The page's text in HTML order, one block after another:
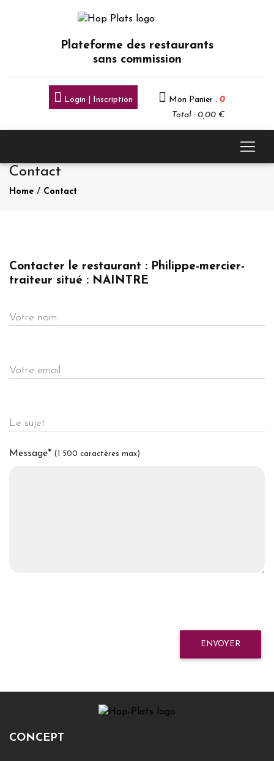
Plateforme des restaurants
sans commission
Login | Inscription Mon Panier : 0
Total : 0,00 €
Contact
Home / Contact
Contacter le restaurant : Philippe-mercier-
traiteur situé : NAINTRE
Votre nom
Votre email
Le sujet
Message* (1 500 caractères max)
ENVOYER
CONCEPT